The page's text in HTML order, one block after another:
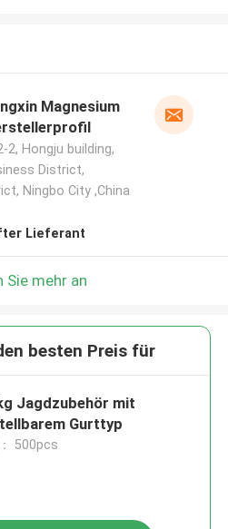
Magnesium
2, Hongju building,
District,
Ningbo City ,China
Lieferant
Sie mehr an
besten Preis für
Jagdzubehör mit
Gurttyp
500pcs